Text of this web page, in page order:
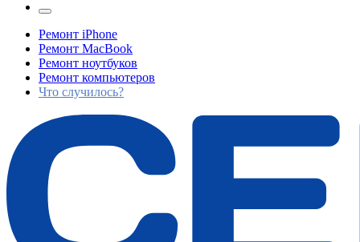
Ремонт iPhone
Ремонт MacBook
Ремонт ноутбуков
Ремонт компьютеров
Что случилось?